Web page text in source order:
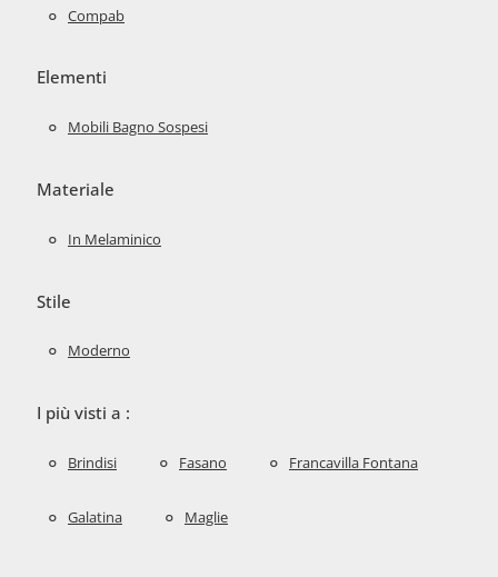
Compab
Elementi
Mobili Bagno Sospesi
Materiale
In Melaminico
Stile
Moderno
I più visti a :
Brindisi Fasano Francavilla Fontana
Galatina Maglie